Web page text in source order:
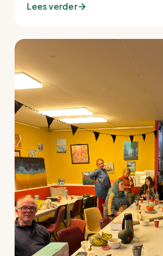
Lees verder